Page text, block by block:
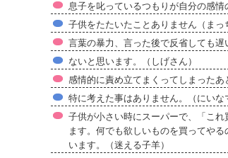
息子を叱っているつもりが自分の感情
子供をたたいたことありません（まっ
言葉の暴力、言った後で反省しても遅
ないと思います。（しげさん）
感情的に責め立てまくってしまったあ
特に考えた事はありません。（にいな
子供が小さい時にスーパーで、「こ
ます。何でも欲しいものを買ってや
います。（迷える子羊）